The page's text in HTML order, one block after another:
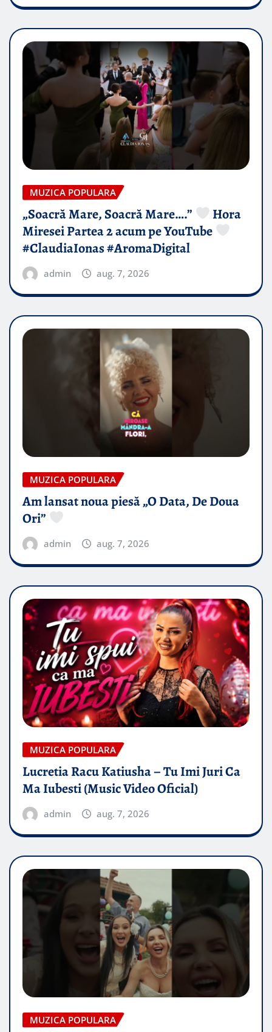
MUZICA POPULARA
„Soacră Mare, Soacră Mare….”
Hora
Miresei Partea 2 acum pe YouTube
#ClaudiaIonas #AromaDigital
admin aug. 7, 2026
MUZICA POPULARA
Am lansat noua piesă „O Data, De Doua
Ori”
admin aug. 7, 2026
MUZICA POPULARA
Lucretia Racu Katiusha – Tu Imi Juri Ca
Ma Iubesti (Music Video Oficial)
admin aug. 7, 2026
MUZICA POPULARA